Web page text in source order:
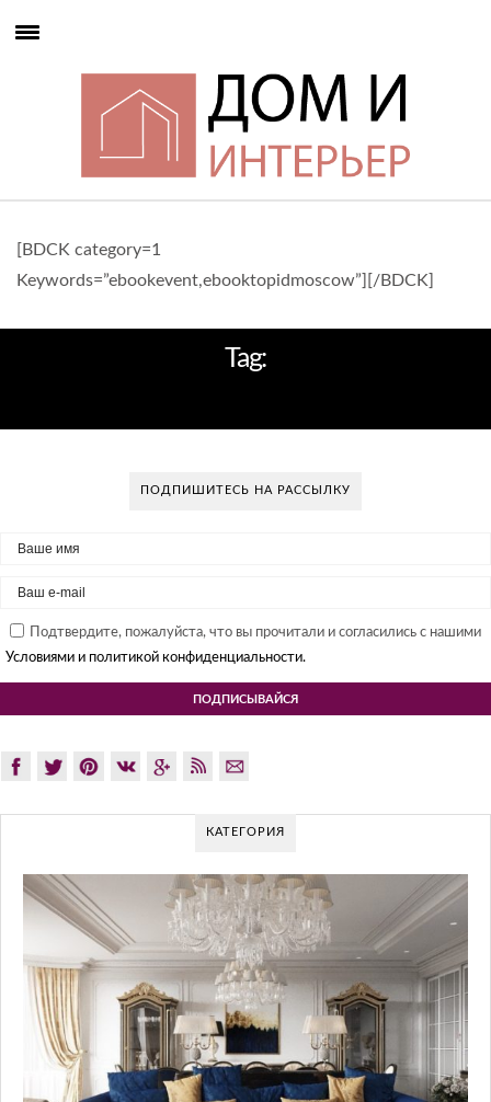
[BDCK category=1
Keywords=”ebookevent,ebooktopidmoscow”][/BDCK]
Tag:
ПОДПИШИТЕСЬ НА РАССЫЛКУ
Подтвердите, пожалуйста, что вы прочитали и согласились с нашими
Условиями и политикой конфиденциальности.
КАТЕГОРИЯ
GLAZOV DESIGN GROUP –
ПОДХОД К ДИЗАЙНУ
Glazov Design Group- это одна из лучших студий дизайна
в Росси…